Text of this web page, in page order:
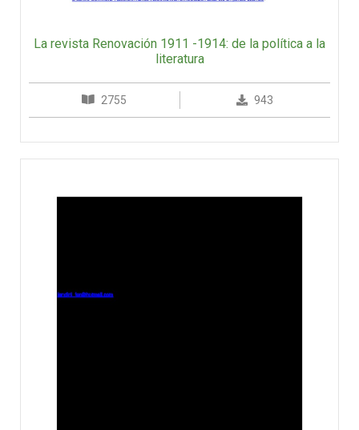
La revista Renovación 1911 -1914: de la política a la
literatura
2755 943